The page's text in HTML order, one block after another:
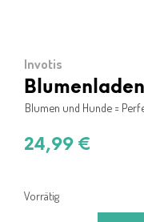
Invotis
Blumen und Hunde =
24,99 €
Vorrätig